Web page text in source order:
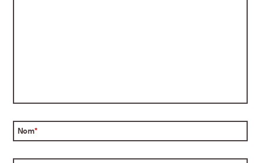
Nom*